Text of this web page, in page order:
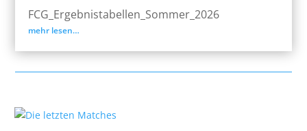
FCG_Ergebnistabellen_Sommer_2026
mehr lesen…